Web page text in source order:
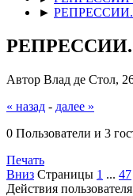
► РЕПРЕССИИ.
РЕПРЕССИИ.
Автор Влад де Стол,
« назад - далее »
0 Пользователи и 3
Печать
Вниз Страницы 1 ... 47
Действия пользователя